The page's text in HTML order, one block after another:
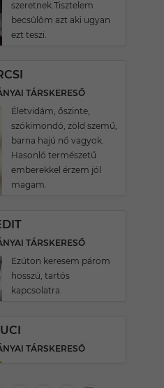
szeretnek.Tisztelem
becsûlôm azt aki ugyan
ezt teszi.
TÁRSKERESŐ
Életvidám, őszinte,
szókimondó, zöld szemű,
barna hajú nő vagyok.
Hasonló természetű
emberekkel érzem jól
magam.
TÁRSKERESŐ
Ezúton keresem párom
hosszú, tartós
kapcsolatra.
TÁRSKERESŐ